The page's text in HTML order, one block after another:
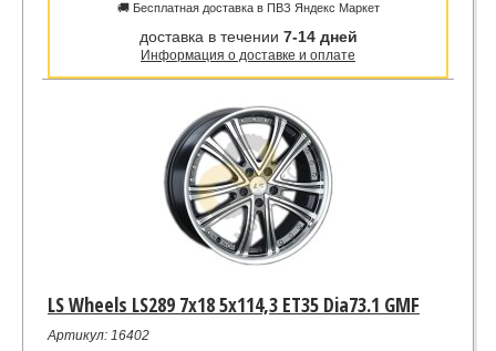
🚚 Бесплатная доставка в ПВЗ Яндекс Маркет
доставка в течении 7-14 дней
Информация о доставке и оплате
LS Wheels LS289 7x18 5x114,3 ET35 Dia73.1 GMF
Артикул: 16402